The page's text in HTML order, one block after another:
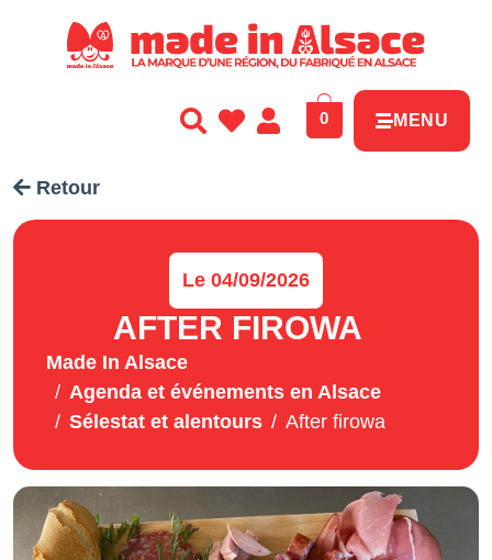
0 MENU
Retour
Le 04/09/2026
AFTER FIROWA
Made In Alsace
Agenda et événements en Alsace
Sélestat et alentours
After firowa